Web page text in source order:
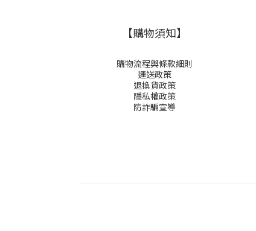
【購物須知】
購物流程與條款細則
運送政策
退換貨政策
隱私權政策
防詐騙宣導